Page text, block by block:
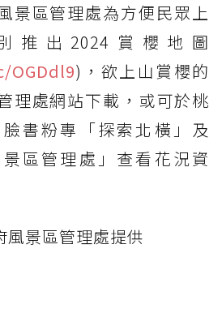
景區管理處為方便民眾上
推出2024賞櫻地圖
)，欲上山賞櫻的
理處網站下載，或可於桃
書粉專「探索北橫」及
景區管理處」查看花況資
風景區管理處提供